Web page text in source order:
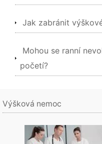
Jak zabránit
Mohou se ranní
početí?
Výšková nemoc